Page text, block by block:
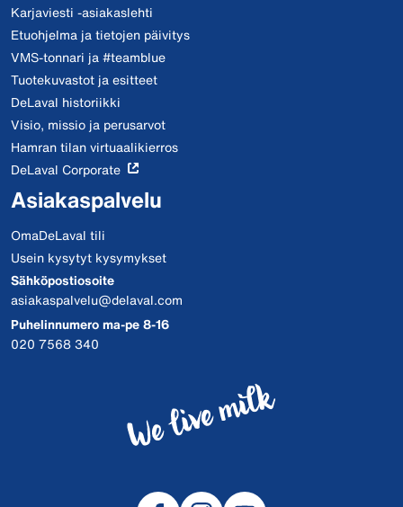
Karjaviesti -asiakaslehti
Etuohjelma ja tietojen päivitys
VMS-tonnari ja #teamblue
Tuotekuvastot ja esitteet
DeLaval historiikki
Visio, missio ja perusarvot
Hamran tilan virtuaalikierros
DeLaval Corporate
Asiakaspalvelu
OmaDeLaval tili
Usein kysytyt kysymykset
Sähköpostiosoite
asiakaspalvelu@delaval.com
Puhelinnumero ma-pe 8-16
020 7568 340